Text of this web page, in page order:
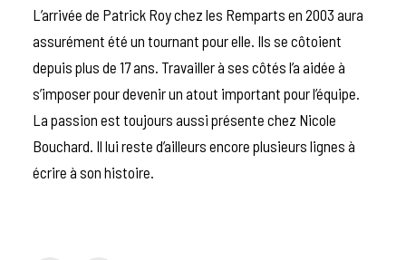
L’arrivée de Patrick Roy chez les Remparts en 2003 aura
assurément été un tournant pour elle. Ils se côtoient
depuis plus de 17 ans. Travailler à ses côtés l’a aidée à
s’imposer pour devenir un atout important pour l’équipe.
La passion est toujours aussi présente chez Nicole
Bouchard. Il lui reste d’ailleurs encore plusieurs lignes à
écrire à son histoire.